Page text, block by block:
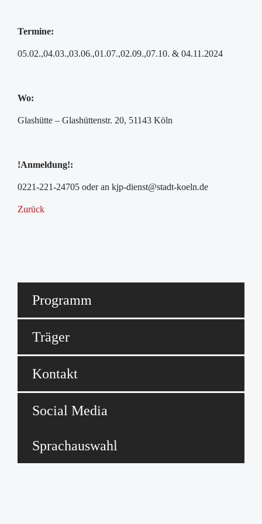
Termine:
05.02.,04.03.,03.06.,01.07.,02.09.,07.10. & 04.11.2024
Wo:
Glashütte – Glashüttenstr. 20, 51143 Köln
!Anmeldung!:
0221-221-24705 oder an kjp-dienst@stadt-koeln.de
Zurück
Programm
Träger
Kontakt
Social Media
Sprachauswahl